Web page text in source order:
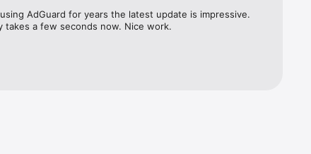
AdGuard for years the latest update is impressive.
takes a few seconds now. Nice work.